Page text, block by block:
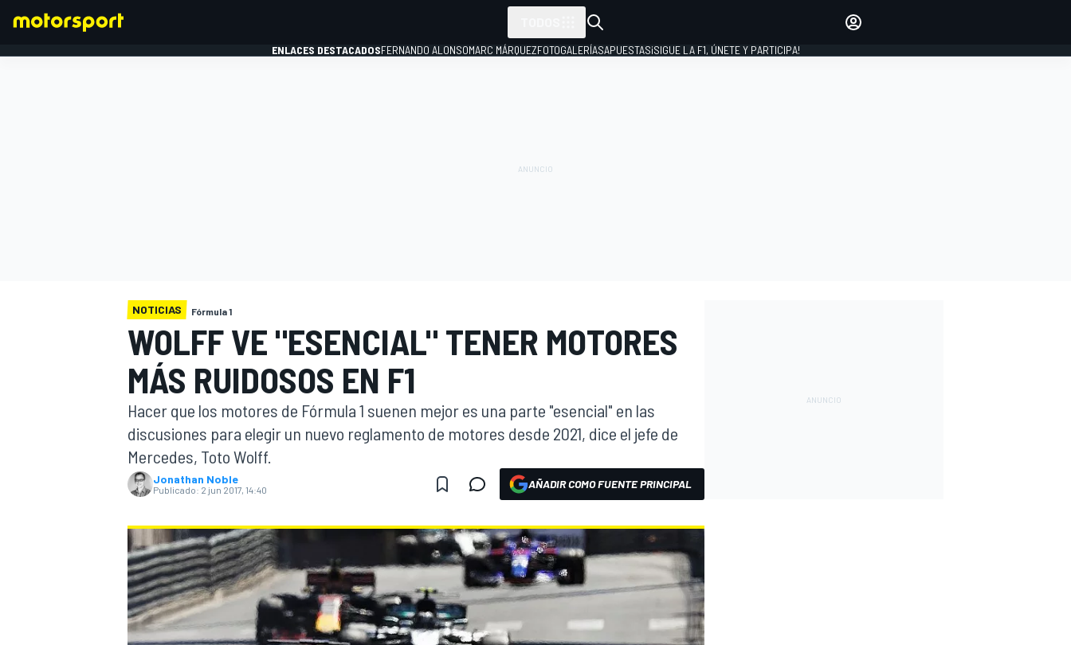
WEC FÓRMULA E
ENLACES DESTACADOSFERNANDO ALONSOMARC MÁRQUEZFOTOGALERÍASAPUESTAS¡SIGUE LA F1, ÚNETE Y PARTICIPA!
NOTICIAS Fórmula 1
WOLFF VE "ESENCIAL" TENER MOTORES
MÁS RUIDOSOS EN F1
Hacer que los motores de Fórmula 1 suenen mejor es una parte "esencial" en las
discusiones para elegir un nuevo reglamento de motores desde 2021, dice el jefe de
Mercedes, Toto Wolff.
Jonathan Noble
Publicado: 2 jun 2017, 14:40 AÑADIR COMO FUENTE PRINCIPAL